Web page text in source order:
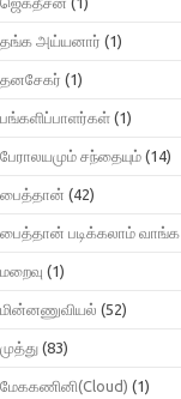
தங்க அய்யனார் (1)
தனசேகர் (1)
பங்களிப்பாளர்கள் (1)
பேராலயமும் சந்தையும் (14)
பைத்தான் (42)
பைத்தான் படிக்கலாம் வாங்க
மறைவு (1)
மின்னணுவியல் (52)
முத்து (83)
மேககணினி(Cloud) (1)